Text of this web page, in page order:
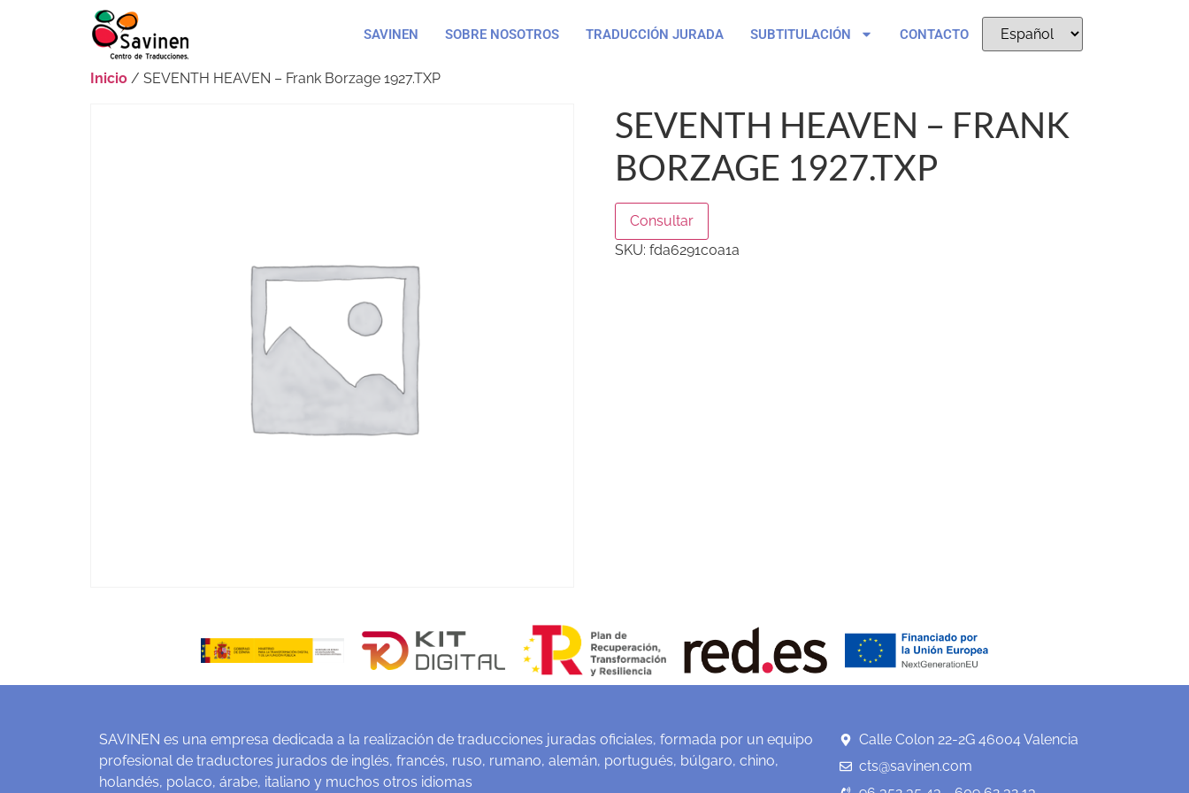
SAVINEN SOBRE NOSOTROS TRADUCCIÓN JURADA SUBTITULACIÓN CONTACTO
Inicio / SEVENTH HEAVEN – Frank Borzage 1927.TXP
SEVENTH HEAVEN – FRANK
BORZAGE 1927.TXP
Consultar
SKU: fda6291c0a1a
SAVINEN es una empresa dedicada a la realización de traducciones juradas oficiales, formada por un equipo
profesional de traductores jurados de inglés, francés, ruso, rumano, alemán, portugués, búlgaro, chino,
holandés, polaco, árabe, italiano y muchos otros idiomas
Calle Colon 22-2G 46004 Valencia
cts@savinen.com